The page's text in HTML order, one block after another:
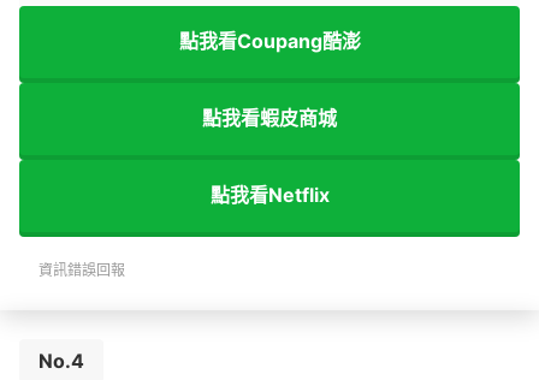
點我看Coupang酷澎
點我看蝦皮商城
點我看Netflix
資訊錯誤回報
No.4